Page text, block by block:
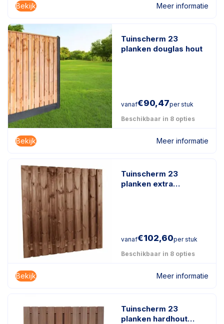
Bekijk Meer informatie
Tuinscherm 23
planken douglas hout
vanaf€90,47per stuk
Beschikbaar in 8 opties
Bekijk Meer informatie
Tuinscherm 23
planken extra
vanaf€102,60per stuk
Beschikbaar in 8 opties
Bekijk Meer informatie
Tuinscherm 23
planken hardhout